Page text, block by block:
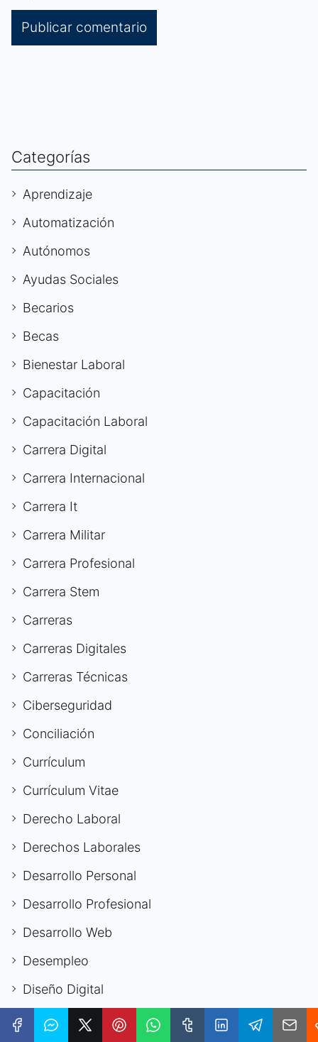
Categorías
Aprendizaje
Automatización
Autónomos
Ayudas Sociales
Becarios
Becas
Bienestar Laboral
Capacitación
Capacitación Laboral
Carrera Digital
Carrera Internacional
Carrera It
Carrera Militar
Carrera Profesional
Carrera Stem
Carreras
Carreras Digitales
Carreras Técnicas
Ciberseguridad
Conciliación
Currículum
Currículum Vitae
Derecho Laboral
Derechos Laborales
Desarrollo Personal
Desarrollo Profesional
Desarrollo Web
Desempleo
Diseño Digital
Economía